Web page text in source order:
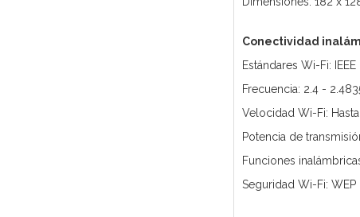
Conectividad
Estándares Wi-Fi: IEEE
Frecuencia: 2.4 -
Velocidad Wi-Fi:
Potencia de
Funciones
Seguridad Wi-Fi: WEP